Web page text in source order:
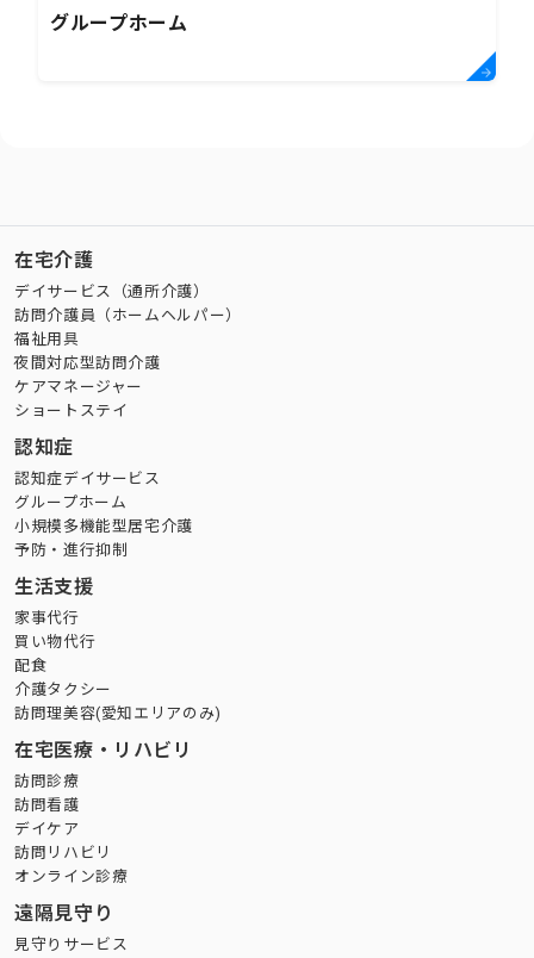
グループホーム
在宅介護
デイサービス（通所介護）
訪問介護員（ホームヘルパー）
福祉用具
夜間対応型訪問介護
ケアマネージャー
ショートステイ
認知症
認知症デイサービス
グループホーム
小規模多機能型居宅介護
予防・進行抑制
生活支援
家事代行
買い物代行
配食
介護タクシー
訪問理美容(愛知エリアのみ)
在宅医療・リハビリ
訪問診療
訪問看護
デイケア
訪問リハビリ
オンライン診療
遠隔見守り
見守りサービス